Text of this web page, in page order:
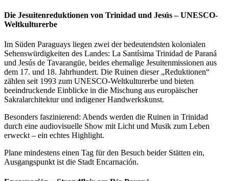
Die Jesuitenreduktionen von Trinidad und Jesús – UNESCO-
Weltkulturerbe
Im Süden Paraguays liegen zwei der bedeutendsten kolonialen
Sehenswürdigkeiten des Landes: La Santísima Trinidad de Paraná
und Jesús de Tavarangüe, beides ehemalige Jesuitenmissionen aus
dem 17. und 18. Jahrhundert. Die Ruinen dieser „Reduktionen“
zählen seit 1993 zum UNESCO-Weltkulturerbe und bieten
beeindruckende Einblicke in die Mischung aus europäischer
Sakralarchitektur und indigener Handwerkskunst.
Besonders faszinierend: Abends werden die Ruinen in Trinidad
durch eine audiovisuelle Show mit Licht und Musik zum Leben
erweckt – ein echtes Highlight.
Plane mindestens einen Tag für den Besuch beider Stätten ein,
Ausgangspunkt ist die Stadt Encarnación.